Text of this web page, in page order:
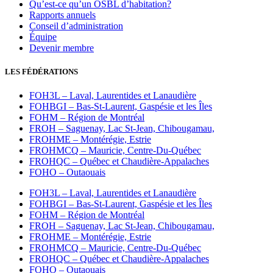
Qu’est-ce qu’un OSBL d’habitation?
Rapports annuels
Conseil d’administration
Équipe
Devenir membre
LES FÉDÉRATIONS
FOH3L – Laval, Laurentides et Lanaudière
FOHBGI – Bas-St-Laurent, Gaspésie et les Îles
FOHM – Région de Montréal
FROH – Saguenay, Lac St-Jean, Chibougamau,
FROHME – Montérégie, Estrie
FROHMCQ – Mauricie, Centre-Du-Québec
FROHQC – Québec et Chaudière-Appalaches
FOHO – Outaouais
FOH3L – Laval, Laurentides et Lanaudière
FOHBGI – Bas-St-Laurent, Gaspésie et les Îles
FOHM – Région de Montréal
FROH – Saguenay, Lac St-Jean, Chibougamau,
FROHME – Montérégie, Estrie
FROHMCQ – Mauricie, Centre-Du-Québec
FROHQC – Québec et Chaudière-Appalaches
FOHO – Outaouais